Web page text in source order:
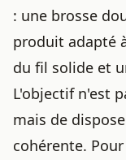
: une brosse
produit adapté
du fil solide et
L'objectif n'est
mais de
cohérente.